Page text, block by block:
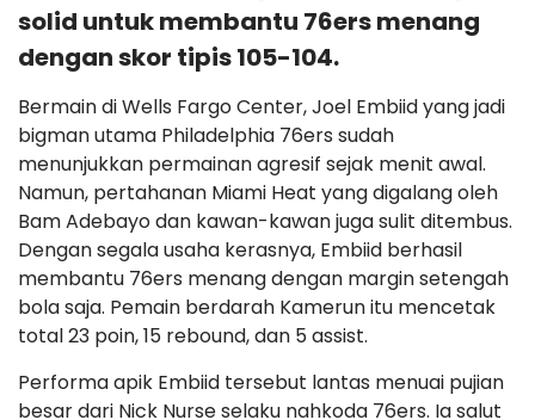
solid untuk membantu 76ers menang
dengan skor tipis 105-104.
Bermain di Wells Fargo Center, Joel Embiid yang jadi
bigman utama Philadelphia 76ers sudah
menunjukkan permainan agresif sejak menit awal.
Namun, pertahanan Miami Heat yang digalang oleh
Bam Adebayo dan kawan-kawan juga sulit ditembus.
Dengan segala usaha kerasnya, Embiid berhasil
membantu 76ers menang dengan margin setengah
bola saja. Pemain berdarah Kamerun itu mencetak
total 23 poin, 15 rebound, dan 5 assist.
Performa apik Embiid tersebut lantas menuai pujian
besar dari Nick Nurse selaku nahkoda 76ers. Ia salut